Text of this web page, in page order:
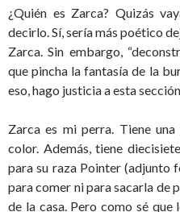
¿Quién es Zarca? Quizás
decirlo. Sí, sería más poético
Zarca. Sin embargo,
que pincha la fantasía de la
eso, hago justicia a esta
Zarca es mi perra. Tiene
color. Además, tiene
para su raza Pointer (adjunto
para comer ni para sacarla de
de la casa. Pero como sé